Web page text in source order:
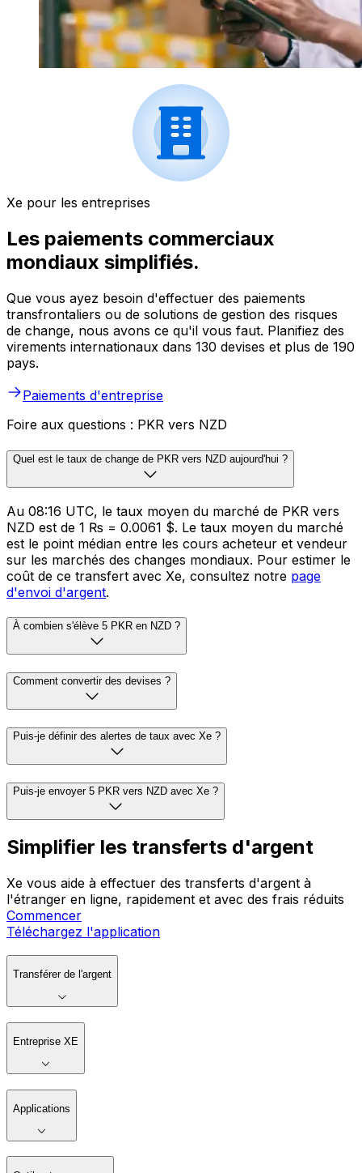
Xe pour les entreprises
Les paiements commerciaux
mondiaux simplifiés.
Que vous ayez besoin d'effectuer des paiements
transfrontaliers ou de solutions de gestion des risques
de change, nous avons ce qu'il vous faut. Planifiez des
virements internationaux dans 130 devises et plus de 190
pays.
Paiements d'entreprise
Foire aux questions : PKR vers NZD
Quel est le taux de change de PKR vers NZD aujourd'hui ?
Au 08:16 UTC, le taux moyen du marché de PKR vers
NZD est de 1 ₨ = 0.0061 $. Le taux moyen du marché
est le point médian entre les cours acheteur et vendeur
sur les marchés des changes mondiaux. Pour estimer le
coût de ce transfert avec Xe, consultez notre page
d'envoi d'argent.
À combien s'élève 5 PKR en NZD ?
Comment convertir des devises ?
Puis-je définir des alertes de taux avec Xe ?
Puis-je envoyer 5 PKR vers NZD avec Xe ?
Simplifier les transferts d'argent
Xe vous aide à effectuer des transferts d'argent à
l'étranger en ligne, rapidement et avec des frais réduits
Commencer
Téléchargez l'application
Transférer de l'argent
Entreprise XE
Applications